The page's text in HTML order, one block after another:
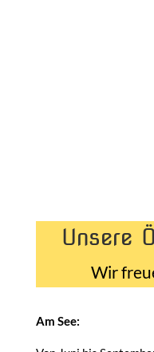
Unsere
Wir
Am See: